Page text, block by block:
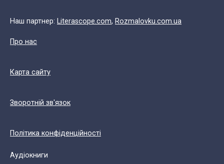
Наш партнер: Literascope.com, Rozmalovku.com.ua
Про нас
Карта сайту
Зворотній зв'язок
Політика конфіденційності
Аудіокниги